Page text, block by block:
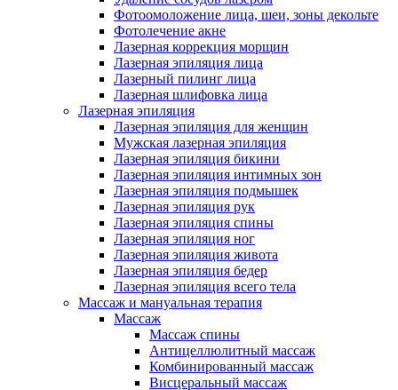
Фотоомоложение лица, шеи, зоны декольте
Фотолечение акне
Лазерная коррекция морщин
Лазерная эпиляция лица
Лазерный пилинг лица
Лазерная шлифовка лица
Лазерная эпиляция
Лазерная эпиляция для женщин
Мужская лазерная эпиляция
Лазерная эпиляция бикини
Лазерная эпиляция интимных зон
Лазерная эпиляция подмышек
Лазерная эпиляция рук
Лазерная эпиляция спины
Лазерная эпиляция ног
Лазерная эпиляция живота
Лазерная эпиляция бедер
Лазерная эпиляция всего тела
Массаж и мануальная терапия
Массаж
Массаж спины
Антицеллюлитный массаж
Комбинированный массаж
Висцеральный массаж